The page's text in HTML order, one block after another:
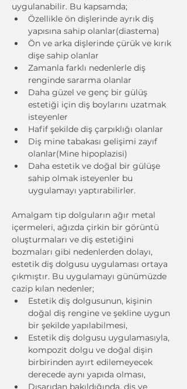
uygulanabilir. Bu kapsamda;
Özellikle ön dişlerinde ayrık diş
yapısına sahip olanlar(diastema)
Ön ve arka dişlerinde çürük ve kırık
dişe sahip olanlar
Zamanla farklı nedenlerle diş
renginde sararma olanlar
Daha güzel ve genç bir gülüş
estetiği için diş boylarını uzatmak
isteyenler
Hafif şekilde diş çarpıklığı olanlar
Diş mine tabakası gelişimi zayıf
olanlar(Mine hipoplazisi)
Daha estetik ve doğal bir gülüşe
sahip olmak isteyenler bu
uygulamayı yaptırabilirler.
Amalgam tip dolguların ağır metal
içermeleri, ağızda çirkin bir görüntü
oluşturmaları ve diş estetiğini
bozmaları gibi nedenlerden dolayı,
estetik diş dolgusu uygulaması ortaya
çıkmıştır. Bu uygulamayı günümüzde
cazip kılan nedenler;
Estetik diş dolgusunun, kişinin
doğal diş rengine ve şekline uygun
bir şekilde yapılabilmesi,
Estetik diş dolgusu uygulamasıyla,
kompozit dolgu ve doğal dişin
birbirinden ayırt edilemeyecek
derecede aynı yapıda olması,
Dışarıdan bakıldığında, diş ve